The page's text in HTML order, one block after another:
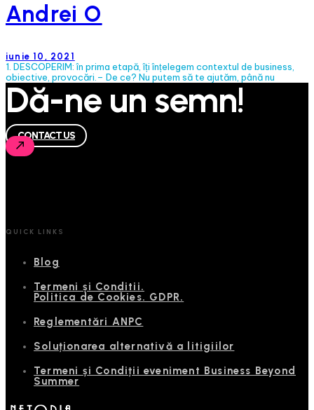
Andrei O
iunie 10, 2021
1. DESCOPERIM: în prima etapă, îți înțelegem contextul de business,
obiective, provocări.– De ce? Nu putem să te ajutăm, până nu
Dă-ne un semn!
CONTACT US
QUICK LINKS
Blog
Termeni și Conditii.
Politica de Cookies. GDPR.
Reglementări ANPC
Soluționarea alternativă a litigiilor
Termeni și Condiții eveniment Business Beyond
Summer